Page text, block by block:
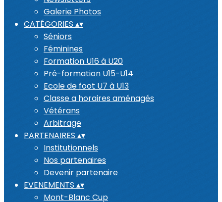
Galerie Photos
CATÉGORIES ▴▾
Séniors
Féminines
Formation U16 à U20
Pré-formation U15-U14
Ecole de foot U7 à U13
Classe a horaires aménagés
Vétérans
Arbitrage
PARTENAIRES ▴▾
Institutionnels
Nos partenaires
Devenir partenaire
EVENEMENTS ▴▾
Mont-Blanc Cup